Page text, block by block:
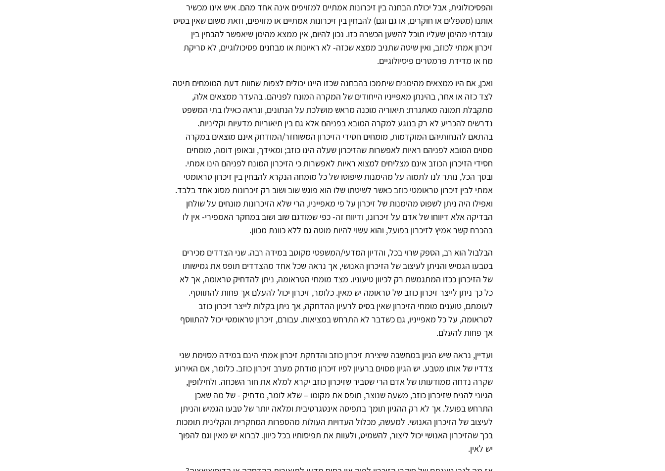
והפסיכולוגית, אבל יכולת הבחנה בין זיכרונות אמתיים למזויפים אינה אחד מהם. איש אינו מכשיר
אותנו (מטפלים או חוקרים, או גם וגם) להבחין בין זיכרונות אמתיים או מזויפים, וזאת משום שאין בסיס
עובדתי מהימן שעליו תוכל להשען הכשרה כזו. נכון להיום, אין ממצא מהימן שיאפשר להבחין בין
זיכרון אמתי לכוזב, ואין שיטה שתניב ממצא שכזה- לא ראיונות או מבחנים פסיכולוגיים, לא סריקת
מח או מדידת פרמטרים פיסיולוגיים.
ואכן, אם היו ממצאים מהימנים שיתמכו בהבחנה שכזו היינו יכולים לצפות שחוות דעת המומחים תיטה
לצד כזה או אחר, בהינתן מאפייניו הייחודים של המקרה המונח לפניהם. בהעדר ממצאים אלה,
מתקבלת תמונה מאתגרת: תיאוריה מוכנה מראש מושלכת על הנתונים, ונראה כאילו בתי המשפט
נדרשים להכריע לא רק בנוגע למקרה המובא בפניהם אלא גם בין תיאוריות מדעיות וקליניות.
בהתאם להנחותיהם המוקדמות, מומחים חסידי הזיכרון המשוחזר/המודחק אינם מוצאים במקרה
מסוים המובא לפניהם ראיות לאפשרות שהזיכרון שעלה הינו כוזב; ומאידך, ובאופן דומה, מומחים
חסידי הזיכרון הכוזב אינם מצליחים למצוא ראיות לאפשרות כי הזיכרון המונח לפניהם הינו אמתי.
ובסך הכל, נותר לנו לתמוה על מהימנות שיפוטו של כל מומחה הנקרא להבחין בין זיכרון טראומטי
אמתי לבין זיכרון טראומטי כוזב כאשר לשיטתו שלו הוא פוגש שוב ושוב רק זיכרונות מסוג אחד בלבד.
ואפילו היה ניתן לשפוט מהימנות של זיכרון על פי מאפייניו, הרי שלא הזיכרונות מונחים על שולחן
הבדיקה אלא דיווחו של אדם על זיכרונו, ודיווח זה- כפי שמודגם שוב ושוב במחקר האמפירי- אין לו
בהכרח קשר אמיץ לזיכרון בפועל, והוא עשוי להיות מוטה גם ללא כוונת מכוון.
הבלבול הוא רב, הספק שרוי בכל, והדיון המדעי/המשפטי מקוטב במידה רבה. שני הצדדים מכירים
בטבעו הגמיש והניתן לעיצוב של הזיכרון האנושי, אך נראה שכל אחד מהצדדים תופס את גמישותו
של הזיכרון ככזו המתגמשת רק לכיוון טיעוניו. מצד מומחי הטראומה, ניתן להדחיק טראומה, אך לא
כל כך ניתן לייצר זיכרון כוזב של טראומה יש מאין. כלומר, זיכרון יכול להעלם אך פחות להתווסף.
לעומתם, טוענים מומחי הזיכרון שאין בסיס לרעיון ההדחקה, אך ניתן בקלות לייצר זיכרון כוזב
לטראומה, על כל מאפייניו, גם כשדבר לא התרחש במציאות. עבורם, זיכרון טראומטי יכול להתווסף
אך פחות להעלם.
ועדיין, נראה שיש הגיון במחשבה שיצירת זיכרון כוזב והדחקת זיכרון אמתי הינם במידה מסוימת שני
צדדיו של אותו מטבע. יש הגיון מסוים ברעיון לפיו זיכרון מודחק מערב זיכרון כוזב. כלומר, אם האירוע
שקרה נדחה ממודעותו של אדם הרי שסביר שזיכרון כוזב יקרא למלא את חור השכחה. ולחילופין,
הגיוני להניח שזיכרון כוזב, משעה שנוצר, תופס את מקומו – שלא לומר, מדחיק - של מה שאכן
התרחש בפועל. אך לא רק ההגיון תומך בתפיסה אינטגרטיבית ומלאה יותר של טבעו הגמיש והניתן
לעיצוב של הזיכרון האנושי. למעשה, מכלול העדויות העולות מהספרות המחקרית והקלינית תומכות
בכך שהזיכרון האנושי יכול ליצור, להשמיט, ולעוות את תפיסותיו בכל כיוון. לברוא יש מאין וגם להפוך
יש לאין.